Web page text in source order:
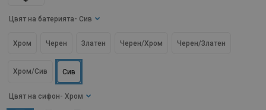
Цвят на сифон - Хром
Цвят на батерията - Сив
Сив
Хром Черен Златен
Хром/Сив
Черен/Хром Черен/Златен